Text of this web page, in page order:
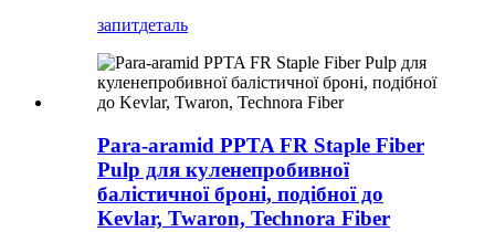
запитдеталь
Para-aramid PPTA FR Staple Fiber
Pulp для куленепробивної
балістичної броні, подібної до
Kevlar, Twaron, Technora Fiber